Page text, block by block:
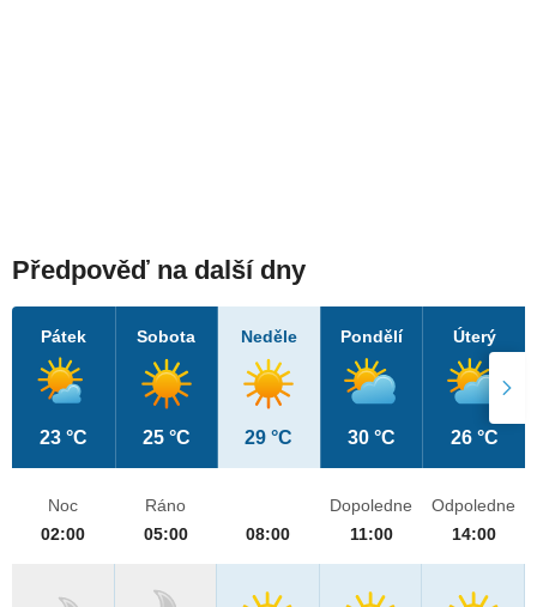
Předpověď na další dny
Pátek
23 °C
Sobota
25 °C
Neděle
29 °C
Pondělí
30 °C
Úterý
26 °C
Noc
02:00
Ráno
05:00
08:00
Dopoledne
11:00
Odpoledne
14:00